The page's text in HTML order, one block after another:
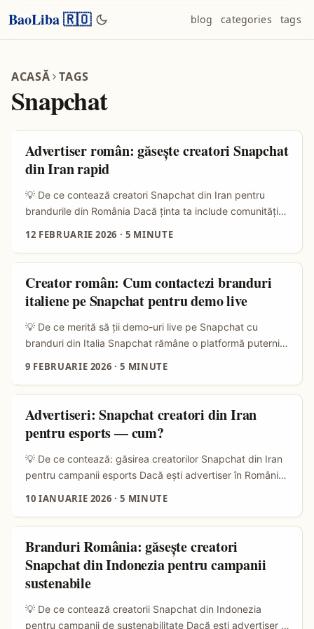
BaoLiba 🇷🇴 blog categories tags
ACASĂ TAGS
Snapchat
Advertiser român: găsește creatori Snapchat
din Iran rapid
💡 De ce contează creatori Snapchat din Iran pentru
brandurile din România Dacă ţinta ta include comunităţi
potenţial real: creșterea timpului petrecut pe platformă şi
interesul Gen Z pentru conţinut creat de creatorii lor
transformă creatorii în „noul search” pentru tineri. După
cum explică Saket Jha Saurabh (Snap) — consumul de
conţinut a crescut, Snap Stars au crescut 1.5x iar
Spotlight a explodat 4x year-over-year — semn că
tehnic. ...
12 FEBRUARIE 2026 ·5 MINUTE
Creator român: Cum contactezi branduri
italiene pe Snapchat pentru demo live
💡 De ce merită să ții demo-uri live pe Snapchat cu
branduri din Italia Snapchat rămâne o platformă puternică
tool-uri interactive (Lenses, Filters, Snap Ads), iar asta
transformă demo-urile în experiențe immersive, nu doar în
stream-uri standard — o șansă clară pentru creatorii care
știu să vândă formatul (sursa: Snap Inc. reference). ...
9 FEBRUARIE 2026 ·5 MINUTE
Advertiseri: Snapchat creatori din Iran
pentru esports — cum?
💡 De ce contează: găsirea creatorilor Snapchat din Iran
pentru campanii esports Dacă ești advertiser în România
pasionaţi de gaming, creşteri organice rapide pe
platforme emergente şi creatori care înţeleg cultura
internetului. Referinţa despre Freeland — un creator care
şi-a transformat pasiunea pentru gaming în oportunităţi
globale şi a fost invitat la Snap School (Snapchat) în 2024
— arată că platforma e pregătită să susţină creatori
gaming de top. Folosim acest exemplu ca studiu de caz:
10 IANUARIE 2026 ·5 MINUTE
Branduri România: găsește creatori
Snapchat din Indonezia pentru campanii
sustenabile
💡 De ce contează creatorii Snapchat din Indonezia
pentru campanii de sustenabilitate Dacă eşti advertiser în